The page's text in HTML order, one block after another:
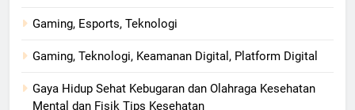
Gaming, Esports, Teknologi
Gaming, Teknologi, Keamanan Digital, Platform Digital
Gaya Hidup Sehat Kebugaran dan Olahraga Kesehatan
Mental dan Fisik Tips Kesehatan